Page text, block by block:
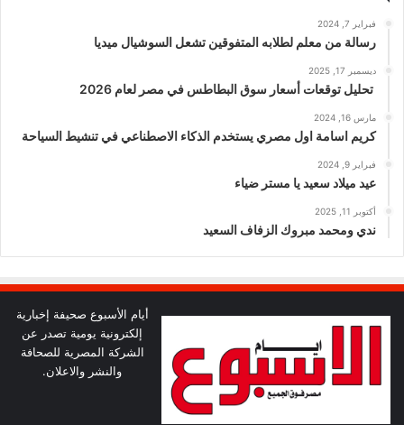
فبراير 7, 2024
رسالة من معلم لطلابه المتفوقين تشعل السوشيال ميديا
ديسمبر 17, 2025
تحليل توقعات أسعار سوق البطاطس في مصر لعام 2026
مارس 16, 2024
كريم اسامة اول مصري يستخدم الذكاء الاصطناعي في تنشيط السياحة
فبراير 9, 2024
عيد ميلاد سعيد يا مستر ضياء
أكتوبر 11, 2025
ندي ومحمد مبروك الزفاف السعيد
أيام الأسبوع صحيفة إخبارية
إلكترونية يومية تصدر عن
الشركة المصرية للصحافة
والنشر والاعلان.